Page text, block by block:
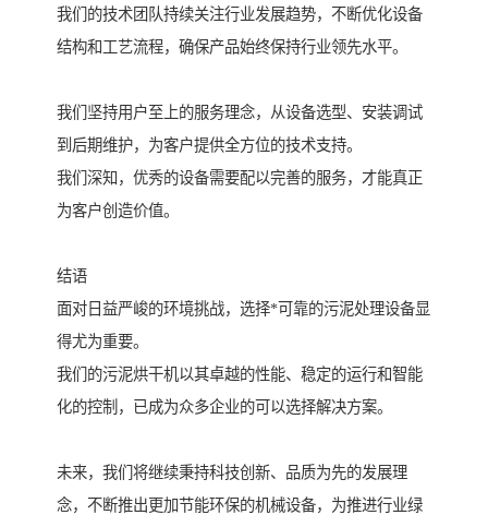
我们的技术团队持续关注行业发展趋势，不断优化设备
结构和工艺流程，确保产品始终保持行业领先水平。
我们坚持用户至上的服务理念，从设备选型、安装调试
到后期维护，为客户提供全方位的技术支持。
我们深知，优秀的设备需要配以完善的服务，才能真正
为客户创造价值。
结语
面对日益严峻的环境挑战，选择*可靠的污泥处理设备显
得尤为重要。
我们的污泥烘干机以其卓越的性能、稳定的运行和智能
化的控制，已成为众多企业的可以选择解决方案。
未来，我们将继续秉持科技创新、品质为先的发展理
念，不断推出更加节能环保的机械设备，为推进行业绿